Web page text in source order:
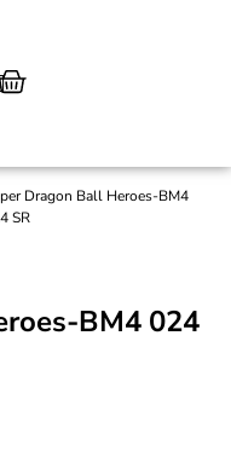
Dragon Ball Heroes-BM4
SR
BM4 024